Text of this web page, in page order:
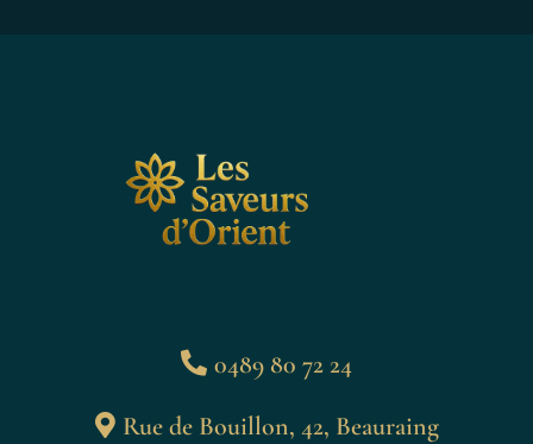
0489 80 72 24
Rue de Bouillon, 42, Beauraing